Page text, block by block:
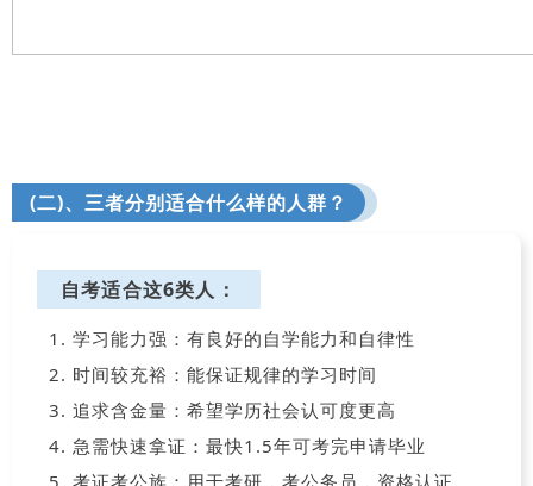
(二)、三者分别适合什么样的人群？
自考适合这6类人：
1. 学习能力强：有良好的自学能力和自律性
2. 时间较充裕：能保证规律的学习时间
3. 追求含金量：希望学历社会认可度更高
4. 急需快速拿证：最快1.5年可考完申请毕业
5. 考证考公族：用于考研、考公务员、资格认证